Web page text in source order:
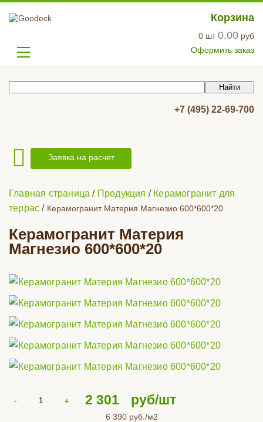
Корзина
0 шт0.00 руб
Оформить заказ
+7 (495) 22-69-700
Заявка на расчет
Главная страница / Продукция / Керамогранит для
террас / Керамогранит Материя Магнезио 600*600*20
Керамогранит Материя
Магнезио 600*600*20
2 301 руб/шт
6 390руб./м2